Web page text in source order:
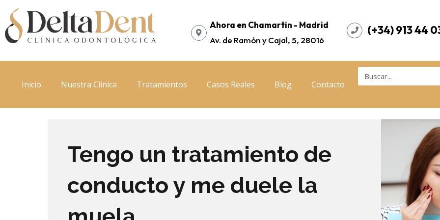
contenido
Ahora en Chamartin - Madrid
Av. de Ramón y Cajal, 5, 28016
(+34) 913 44
Inicio Nuestra Clinica Tratamientos Casos Reales Blog Contacto
Tengo un tratamiento de
conducto y me duele la